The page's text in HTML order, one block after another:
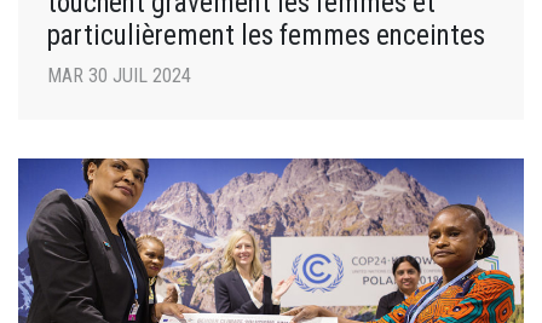
particulièrement les femmes enceintes
MAR 30 JUIL 2024